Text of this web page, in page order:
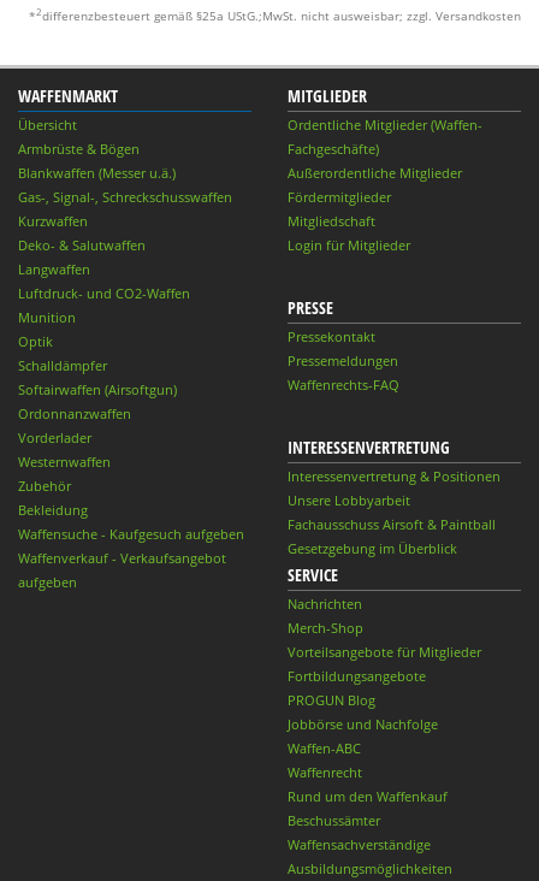
*2differenzbesteuert gemäß §25a UStG.;MwSt. nicht ausweisbar; zzgl. Versandkosten
WAFFENMARKT
Übersicht
Armbrüste & Bögen
Blankwaffen (Messer u.ä.)
Gas-, Signal-, Schreckschusswaffen
Kurzwaffen
Deko- & Salutwaffen
Langwaffen
Luftdruck- und CO2-Waffen
Munition
Optik
Schalldämpfer
Softairwaffen (Airsoftgun)
Ordonnanzwaffen
Vorderlader
Westernwaffen
Zubehör
Bekleidung
Waffensuche - Kaufgesuch aufgeben
Waffenverkauf - Verkaufsangebot
aufgeben
MITGLIEDER
Ordentliche Mitglieder (Waffen-
Fachgeschäfte)
Außerordentliche Mitglieder
Fördermitglieder
Mitgliedschaft
Login für Mitglieder
PRESSE
Pressekontakt
Pressemeldungen
Waffenrechts-FAQ
INTERESSENVERTRETUNG
Interessenvertretung & Positionen
Unsere Lobbyarbeit
Fachausschuss Airsoft & Paintball
Gesetzgebung im Überblick
SERVICE
Nachrichten
Merch-Shop
Vorteilsangebote für Mitglieder
Fortbildungsangebote
PROGUN Blog
Jobbörse und Nachfolge
Waffen-ABC
Waffenrecht
Rund um den Waffenkauf
Beschussämter
Waffensachverständige
Ausbildungsmöglichkeiten